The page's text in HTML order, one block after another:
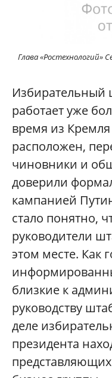
Глава «Ростехнологий»
Избирательный
работает уже
время из
расположен,
чиновники и
доверили
кампанией
стало понятно,
руководители
этом месте. Как
близкие к
руководству
деле
президента